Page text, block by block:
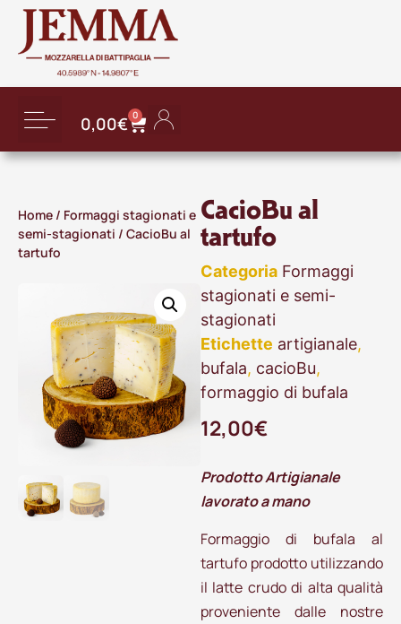
0,00€ 0
Home / Formaggi stagionati e
semi-stagionati / CacioBu al
tartufo
CacioBu al
tartufo
Categoria Formaggi
stagionati e semi-
stagionati
Etichette artigianale,
bufala, cacioBu,
formaggio di bufala
12,00€
Prodotto Artigianale
lavorato a mano
Formaggio di bufala al
tartufo prodotto utilizzando
il latte crudo di alta qualità
proveniente dalle nostre